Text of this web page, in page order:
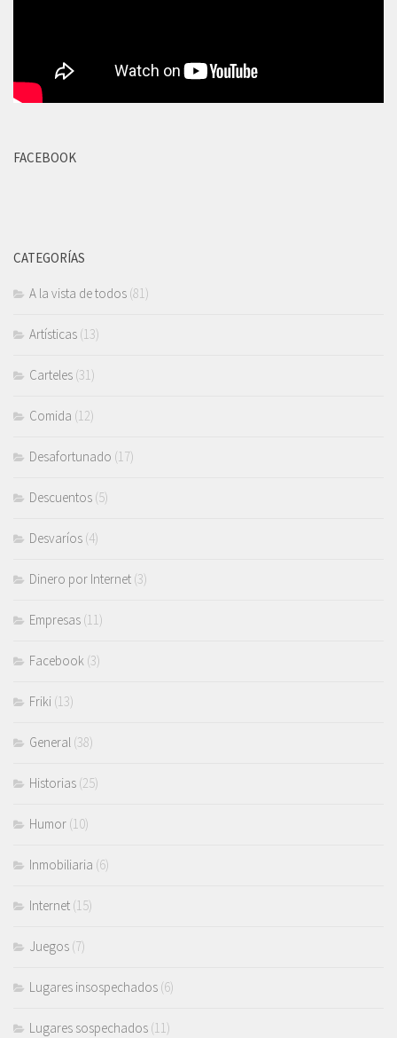
FACEBOOK
CATEGORÍAS
A la vista de todos (81)
Artísticas (13)
Carteles (31)
Comida (12)
Desafortunado (17)
Descuentos (5)
Desvaríos (4)
Dinero por Internet (3)
Empresas (11)
Facebook (3)
Friki (13)
General (38)
Historias (25)
Humor (10)
Inmobiliaria (6)
Internet (15)
Juegos (7)
Lugares insospechados (6)
Lugares sospechados (11)